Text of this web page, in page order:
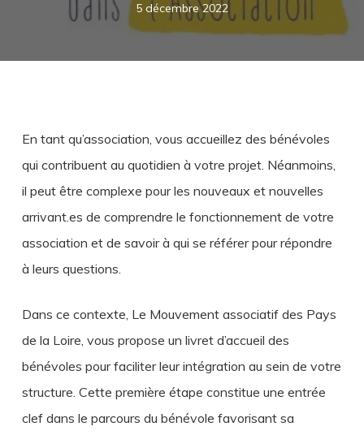
5 décembre 2022
En tant qu’association, vous accueillez des bénévoles
qui contribuent au quotidien à votre projet. Néanmoins,
il peut être complexe pour les nouveaux et nouvelles
arrivant.es de comprendre le fonctionnement de votre
association et de savoir à qui se référer pour répondre
à leurs questions.
Dans ce contexte, Le Mouvement associatif des Pays
de la Loire, vous propose un livret d’accueil des
bénévoles pour faciliter leur intégration au sein de votre
structure. Cette première étape constitue une entrée
clef dans le parcours du bénévole favorisant sa